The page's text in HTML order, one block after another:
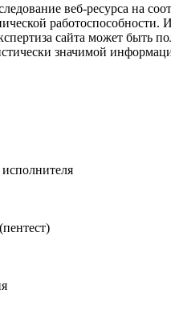
веб-ресурса на
работоспособности.
сайта может
значимой
исполнителя